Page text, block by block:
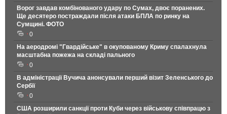
Ворог завдав комбінованого удару по Сумах, двоє поранених.
Ще десятеро постраждали після атаки БПЛА по ринку на
Сумщині. ФОТО
0
На аеродромі "Гвардійське" в окупованому Криму спалахнула
масштабна пожежа на складі пального
0
В адміністрації Вучича анонсували перший візит Зеленського до
Сербії
0
США розширили санкції проти Куби через військову співпрацю з